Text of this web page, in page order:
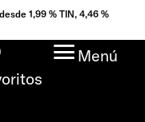
1,99 % TIN, 4,46 %
Menú